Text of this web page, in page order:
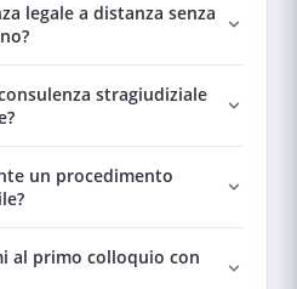
legale a distanza senza
stragiudiziale
un procedimento
al primo colloquio con